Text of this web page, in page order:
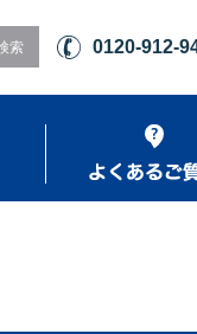
0120-912-